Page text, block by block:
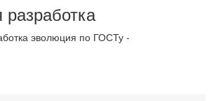
разработка
эволюция по ГОСТу -